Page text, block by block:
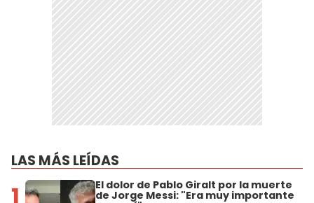
LAS MÁS LEÍDAS
1 El dolor de Pablo Giralt por la muerte
de Jorge Messi: "Era muy importante